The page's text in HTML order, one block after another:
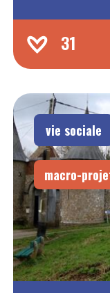
31
vie sociale
macro-